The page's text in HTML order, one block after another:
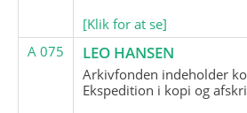
[Klik for at se]
A 075
LEO HANSEN
Arkivfonden indeholder
Ekspedition i kopi og